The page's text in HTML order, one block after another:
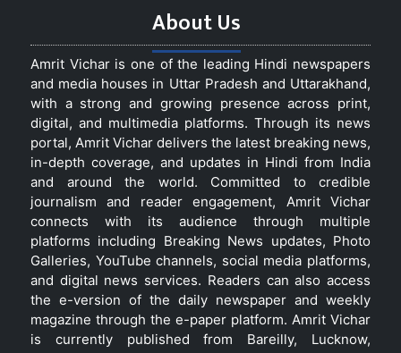
About Us
Amrit Vichar is one of the leading Hindi newspapers
and media houses in Uttar Pradesh and Uttarakhand,
with a strong and growing presence across print,
digital, and multimedia platforms. Through its news
portal, Amrit Vichar delivers the latest breaking news,
in-depth coverage, and updates in Hindi from India
and around the world. Committed to credible
journalism and reader engagement, Amrit Vichar
connects with its audience through multiple
platforms including Breaking News updates, Photo
Galleries, YouTube channels, social media platforms,
and digital news services. Readers can also access
the e-version of the daily newspaper and weekly
magazine through the e-paper platform. Amrit Vichar
is currently published from Bareilly, Lucknow,